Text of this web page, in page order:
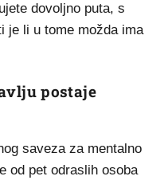
dovoljno puta, s
je li u tome možda ima
postaje
saveza za mentalno
od pet odraslih osoba